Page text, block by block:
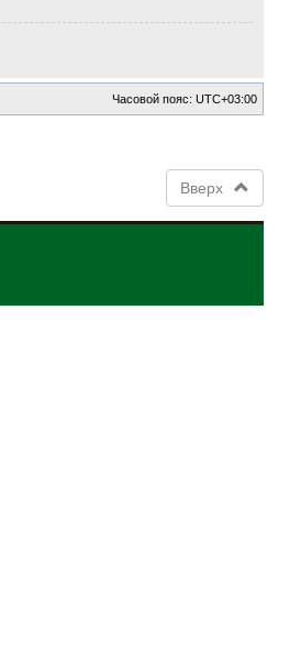
Часовой пояс:UTC+03:00
Вверх